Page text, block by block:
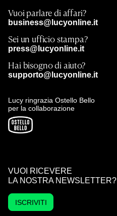
Vuoi parlare di affari?
business@lucyonline.it
Sei un ufficio stampa?
press@lucyonline.it
Hai bisogno di aiuto?
supporto@lucyonline.it
Lucy ringrazia Ostello Bello
per la collaborazione
VUOI RICEVERE
LA NOSTRA NEWSLETTER?
ISCRIVITI